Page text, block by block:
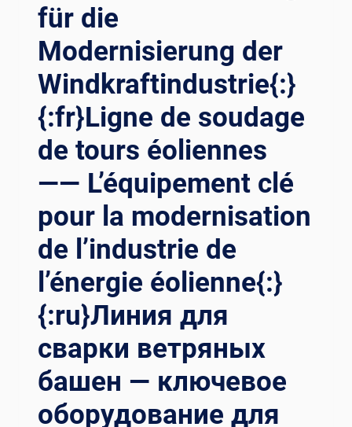
UDAGE WE
LDING RO
TATOR{:}{:
RU}РА
СШИРЕНИЕ ВО
РАБАТЫВАЮЩЕЙ ПР
ОМЫШЛЕННОСТИ, ИН
НОВАЦИИ В
ОБ
ЛАСТИ СВ
АРКИ WE
LDING RO
TATOR{:}{:
كين ا
لصناعة ا
لتحويلية، ا
للحام ب
للحام{:}{:
IT}POTENZIARE L’
für die
Modernisierung der
Windkraftindustrie{:}
{:fr}Ligne de soudage
de tours éoliennes
—— L’équipement clé
pour la modernisation
de l’industrie de
l’énergie éolienne{:}
{:ru}Линия для
сварки ветряных
башен — ключевое
оборудование для